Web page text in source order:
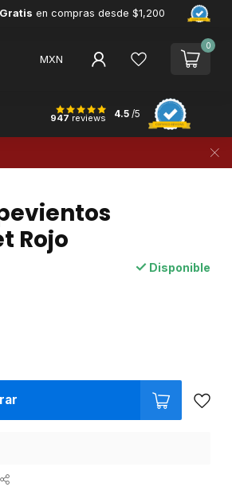
en compras desde $1,200
MXN
0
947 reviews 4.5 /5
Rojo
Disponible